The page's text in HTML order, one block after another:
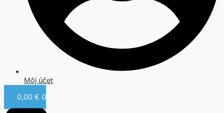
Môj účet
0,00 € 0